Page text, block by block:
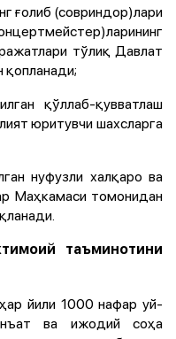
ғолиб (совриндор)лари
тўлиқ Давлат
қўллаб-қувватлаш
юритувчи шахсларга
нуфузли халқаро ва
Маҳкамаси томонидан
таъминотини
йили 1000 нафар уй-
ва ижодий соҳа